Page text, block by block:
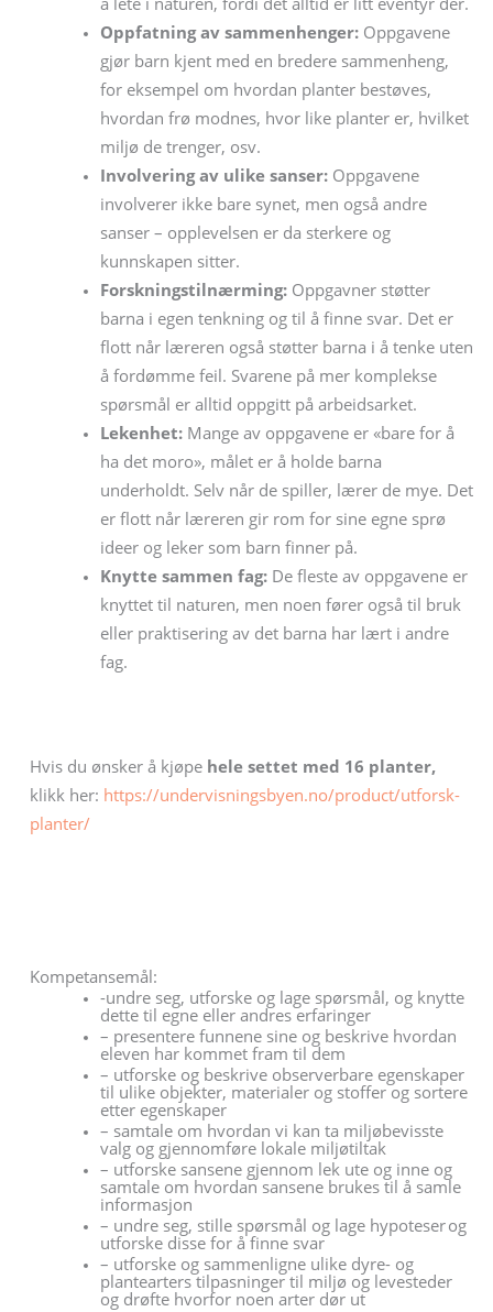
Oppfatning av sammenhenger: Oppgavene
gjør barn kjent med en bredere sammenheng,
for eksempel om hvordan planter bestøves,
hvordan frø modnes, hvor like planter er, hvilket
miljø de trenger, osv.
Involvering av ulike sanser: Oppgavene
involverer ikke bare synet, men også andre
sanser – opplevelsen er da sterkere og
kunnskapen sitter.
Forskningstilnærming: Oppgavner støtter
barna i egen tenkning og til å finne svar. Det er
flott når læreren også støtter barna i å tenke uten
å fordømme feil. Svarene på mer komplekse
spørsmål er alltid oppgitt på arbeidsarket.
Lekenhet: Mange av oppgavene er «bare for å
ha det moro», målet er å holde barna
underholdt. Selv når de spiller, lærer de mye. Det
er flott når læreren gir rom for sine egne sprø
ideer og leker som barn finner på.
Knytte sammen fag: De fleste av oppgavene er
knyttet til naturen, men noen fører også til bruk
eller praktisering av det barna har lært i andre
fag.
Hvis du ønsker å kjøpe hele settet med 16 planter,
klikk her: https://undervisningsbyen.no/product/utforsk-
planter/
Kompetansemål:
-undre seg, utforske og lage spørsmål, og knytte
dette til egne eller andres erfaringer
– presentere funnene sine og beskrive hvordan
eleven har kommet fram til dem
– utforske og beskrive observerbare egenskaper
til ulike objekter, materialer og stoffer og sortere
etter egenskaper
– samtale om hvordan vi kan ta miljøbevisste
valg og gjennomføre lokale miljøtiltak
– utforske sansene gjennom lek ute og inne og
samtale om hvordan sansene brukes til å samle
informasjon
– undre seg, stille spørsmål og lage hypoteser og
utforske disse for å finne svar
– utforske og sammenligne ulike dyre- og
plantearters tilpasninger til miljø og levesteder
og drøfte hvorfor noen arter dør ut